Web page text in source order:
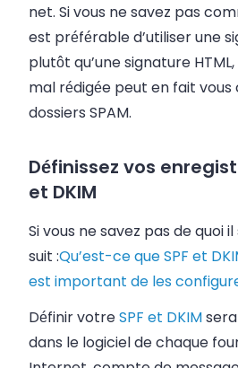
net. Si vous ne savez pas
est préférable d’utiliser une
plutôt qu’une signature
mal rédigée peut en fait vous
dossiers SPAM.
Définissez vos
et DKIM
Si vous ne savez pas de quoi il
suit :Qu’est-ce que SPF et
est important de les
Définir votreSPF et DKIM
dans le logiciel de chaque